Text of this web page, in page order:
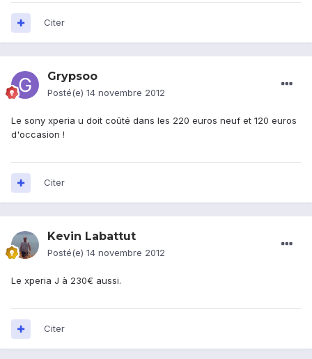
Citer
Grypsoo
Posté(e) 14 novembre 2012
Le sony xperia u doit coûté dans les 220 euros neuf et 120 euros
d'occasion !
Citer
Kevin Labattut
Posté(e) 14 novembre 2012
Le xperia J à 230€ aussi.
Citer